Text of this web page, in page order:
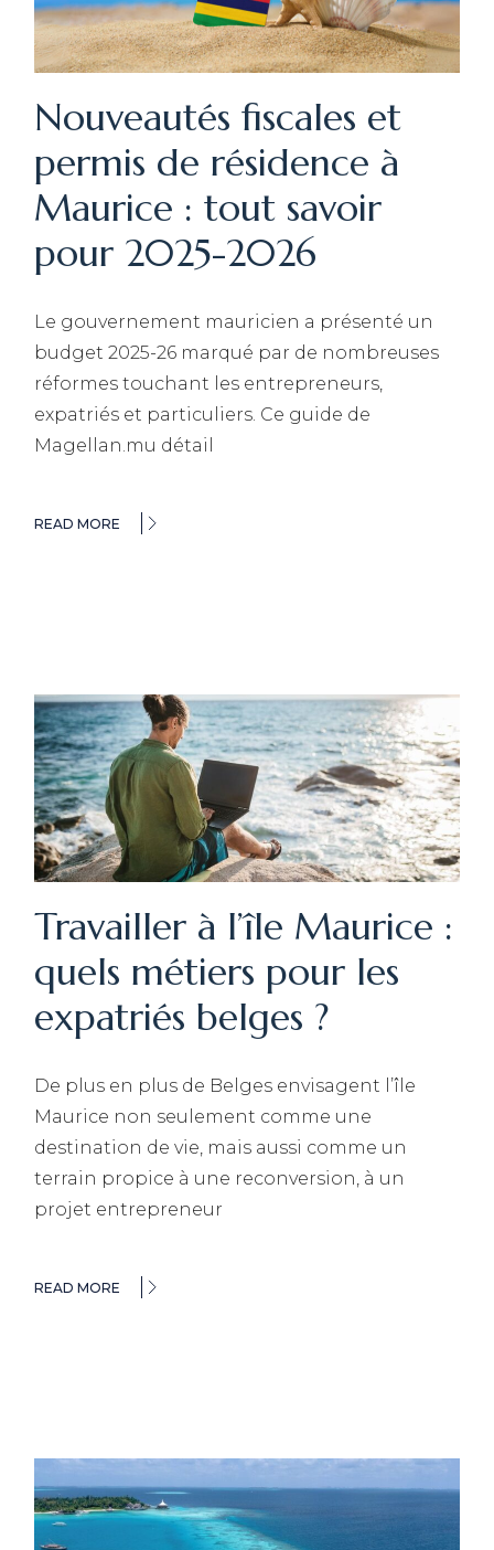
Nouveautés fiscales et
permis de résidence à
Maurice : tout savoir
pour 2025-2026
Le gouvernement mauricien a présenté un
budget 2025-26 marqué par de nombreuses
réformes touchant les entrepreneurs,
expatriés et particuliers. Ce guide de
Magellan.mu détail
READ MORE
Travailler à l’île Maurice :
quels métiers pour les
expatriés belges ?
De plus en plus de Belges envisagent l’île
Maurice non seulement comme une
destination de vie, mais aussi comme un
terrain propice à une reconversion, à un
projet entrepreneur
READ MORE